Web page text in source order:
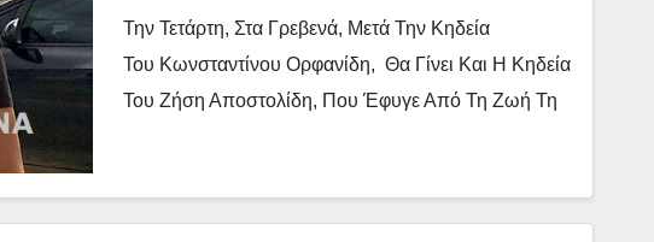
Την Τετάρτη, Στα Γρεβενά, Μετά Την Κηδεία
Του Κωνσταντίνου Ορφανίδη, Θα Γίνει Και Η Κηδεία
Του Ζήση Αποστολίδη, Που Έφυγε Από Τη Ζωή Τη